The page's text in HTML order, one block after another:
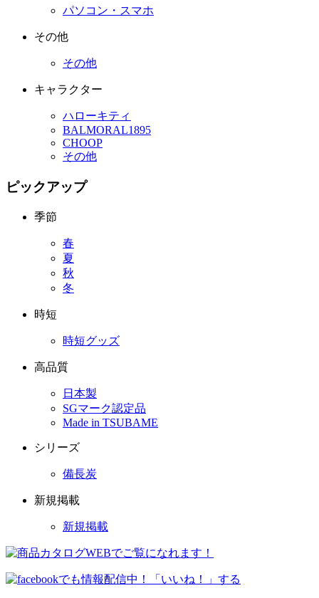
パソコン・スマホ
その他
その他
キャラクター
ハローキティ
BALMORAL1895
CHOOP
その他
ピックアップ
季節
春
夏
秋
冬
時短
時短グッズ
高品質
日本製
SGマーク認定品
Made in TSUBAME
シリーズ
備長炭
新規掲載
新規掲載